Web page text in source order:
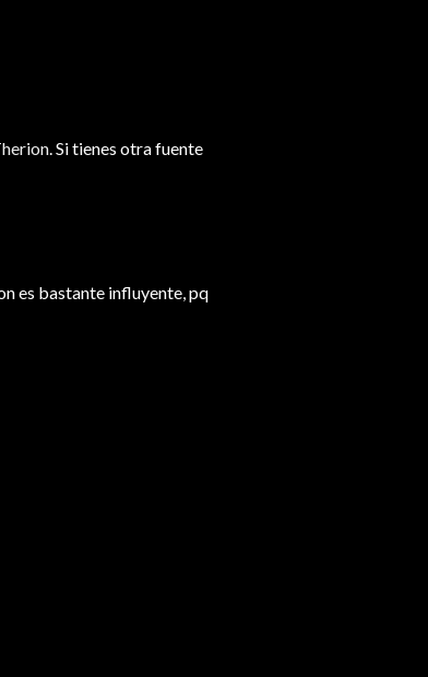
. Si tienes otra fuente
es bastante influyente, pq